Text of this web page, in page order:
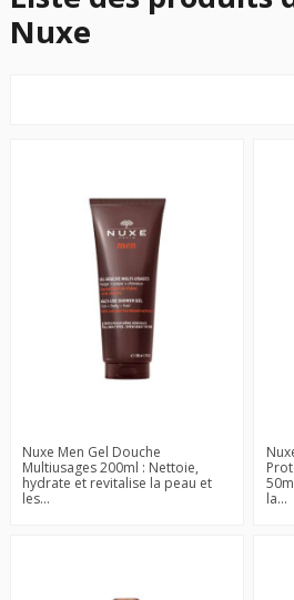
Nuxe
Nuxe Men Gel Douche
Multiusages 200ml : Nettoie,
hydrate et revitalise la peau et
les...
la...